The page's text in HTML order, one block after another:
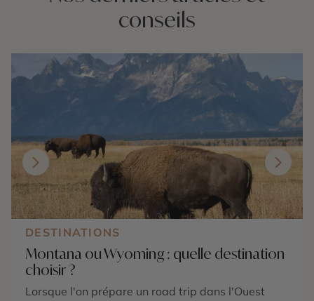
conseils
DESTINATIONS
Montana ou Wyoming : quelle destination
choisir ?
Lorsque l'on prépare un road trip dans l'Ouest